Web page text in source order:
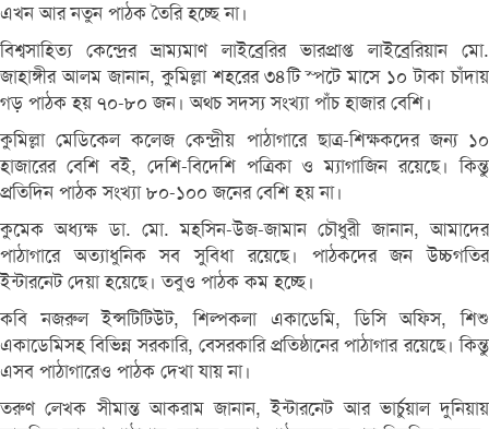
এখন আর নতুন পাঠক তৈরি হচ্ছে না।
বিশ্বসাহিত্য কেন্দ্রের ভ্রাম্যমাণ লাইব্রেরির ভারপ্রাপ্ত লাইব্রেরিয়ান মো.
জাহাঙ্গীর আলম জানান, কুমিল্লা শহরের ৩৪টি স্পটে মাসে ১০ টাকা চাঁদায়
গড় পাঠক হয় ৭০-৮০ জন। অথচ সদস্য সংখ্যা পাঁচ হাজার বেশি।
কুমিল্লা মেডিকেল কলেজ কেন্দ্রীয় পাঠাগারে ছাত্র-শিক্ষকদের জন্য ১০
হাজারের বেশি বই, দেশি-বিদেশি পত্রিকা ও ম্যাগাজিন রয়েছে। কিন্তু
প্রতিদিন পাঠক সংখ্যা ৮০-১০০ জনের বেশি হয় না।
কুমেক অধ্যক্ষ ডা. মো. মহসিন-উজ-জামান চৌধুরী জানান, আমাদের
পাঠাগারে অত্যাধুনিক সব সুবিধা রয়েছে। পাঠকদের জন উচ্চগতির
ইন্টারনেট দেয়া হয়েছে। তবুও পাঠক কম হচ্ছে।
কবি নজরুল ইন্সটিটিউট, শিল্পকলা একাডেমি, ডিসি অফিস, শিশু
একাডেমিসহ বিভিন্ন সরকারি, বেসরকারি প্রতিষ্ঠানের পাঠাগার রয়েছে। কিন্তু
এসব পাঠাগারেও পাঠক দেখা যায় না।
তরুণ লেখক সীমান্ত আকরাম জানান, ইন্টারনেট আর ভার্চুয়াল দুনিয়ায়